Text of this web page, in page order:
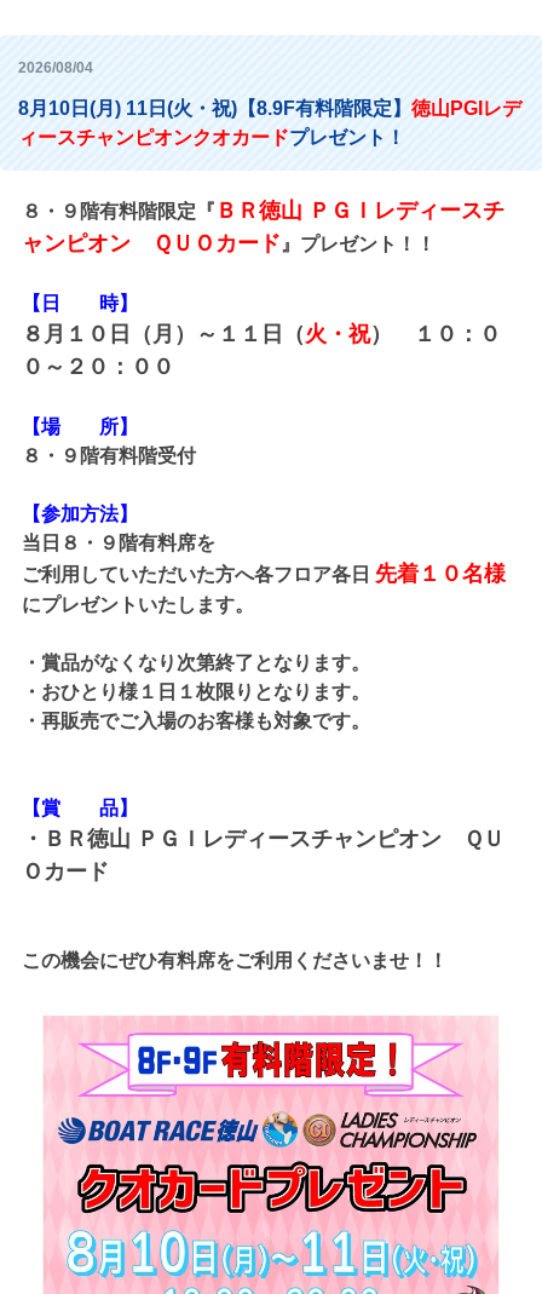
2026/08/04
8月10日(月) 11日(火・祝)【8.9F有料階限定】 徳山PGIレデ
ィースチャンピオンクオカードプレゼント！
８・９階有料階限定『 ＢＲ徳山 ＰＧＩレディースチ
ャンピオン ＱＵＯカード 』プレゼント！！
【日 時】
８月１０日（月）～１１日（火・祝） １０：０
０～２０：００
【場 所】
８・９階有料階受付
【参加方法】
当日８・９階有料席を
ご利用していただいた方へ各フロア各日 先着１０名様
にプレゼントいたします。
・賞品がなくなり次第終了となります。
・おひとり様１日１枚限りとなります。
・再販売でご入場のお客様も対象です。
【賞 品】
・ＢＲ徳山 ＰＧＩレディースチャンピオン ＱＵ
Ｏカード
この機会にぜひ有料席をご利用くださいませ！！